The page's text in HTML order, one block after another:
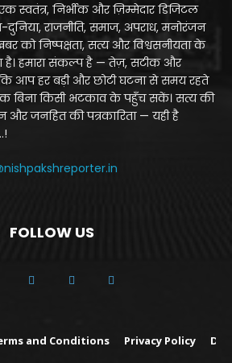
स्वतंत्र, निर्भीक और ज़िम्मेदार डिजिटल
राजनीति, समाज, अपराध, मनोरंजन
को निष्पक्षता, सत्य और विश्वसनीयता के
हमारा संकल्प है — तेज़, सटीक और
आप हर बड़ी और छोटी घटना से समय रहते
बिना किसी भटकाव के पहुँच सकें। सत्य की
जनहित की पत्रकारिता — यही है
FOLLOW US
and Conditions Privacy Policy